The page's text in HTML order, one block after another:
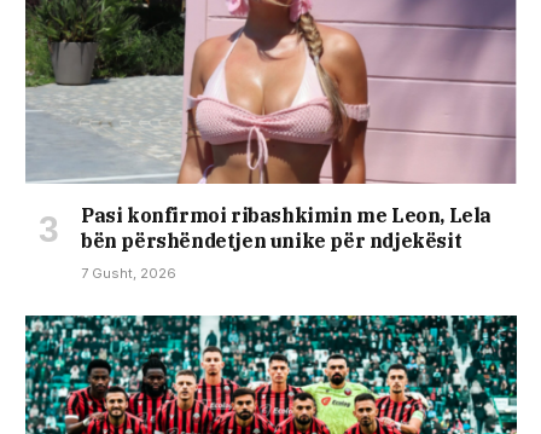
Pasi konfirmoi ribashkimin me Leon, Lela
bën përshëndetjen unike për ndjekësit
7 Gusht, 2026